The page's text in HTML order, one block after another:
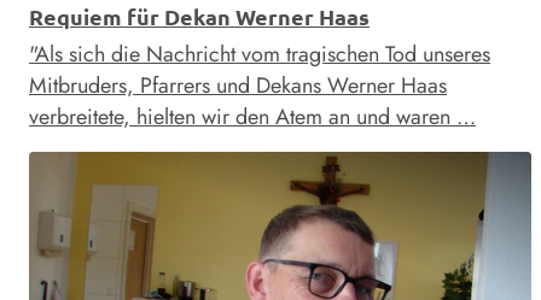
Requiem für Dekan Werner Haas
"Als sich die Nachricht vom tragischen Tod unseres
Mitbruders, Pfarrers und Dekans Werner Haas
verbreitete, hielten wir den Atem an und waren …